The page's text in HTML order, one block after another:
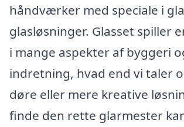
håndværker med speciale i
glasløsninger. Glasset spiller
i mange aspekter af byggeri
indretning, hvad end vi taler
døre eller mere kreative
finde den rette glarmester